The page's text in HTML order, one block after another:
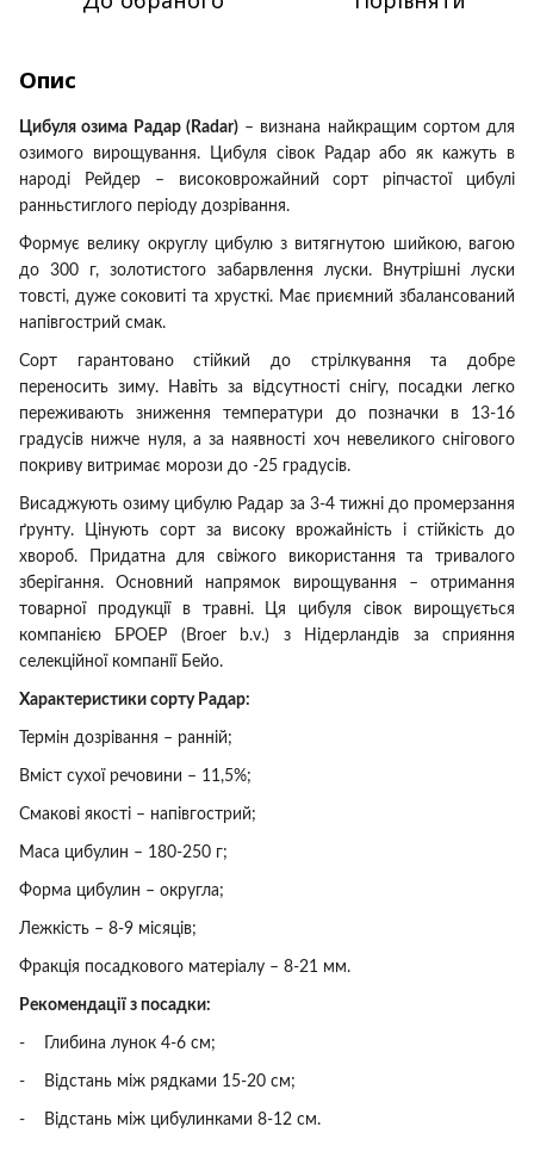
Опис
Цибуля озима Радар (Radar)– визнана найкращим сортом для
озимого вирощування. Цибуля сівок Радар або як кажуть в
народі Рейдер – високоврожайний сорт ріпчастої цибулі
ранньстиглого періоду дозрівання.
Формує велику округлу цибулю з витягнутою шийкою, вагою
до 300 г, золотистого забарвлення луски. Внутрішні луски
товсті, дуже соковиті та хрусткі. Має приємний збалансований
напівгострий смак.
Сорт гарантовано стійкий до стрілкування та добре
переносить зиму. Навіть за відсутності снігу, посадки легко
переживають зниження температури до позначки в 13-16
градусів нижче нуля, а за наявності хоч невеликого снігового
покриву витримає морози до -25 градусів.
Висаджують озиму цибулю Радар за 3-4 тижні до промерзання
ґрунту. Цінують сорт за високу врожайність і стійкість до
хвороб. Придатна для свіжого використання та тривалого
зберігання. Основний напрямок вирощування – отримання
товарної продукції в травні. Ця цибуля сівок вирощується
компанією БРОЕР (Broer b.v.) з Нідерландів за сприяння
селекційної компанії Бейо.
Характеристики сорту Радар:
Термін дозрівання – ранній;
Вміст сухої речовини – 11,5%;
Смакові якості – напівгострий;
Маса цибулин – 180-250 г;
Форма цибулин – округла;
Лежкість – 8-9 місяців;
Фракція посадкового матеріалу – 8-21 мм.
Рекомендації з посадки:
- Глибина лунок 4-6 см;
- Відстань між рядками 15-20 см;
- Відстань між цибулинками 8-12 см.